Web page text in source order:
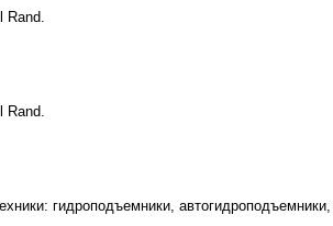
Rand.
Rand.
гидроподъемники,